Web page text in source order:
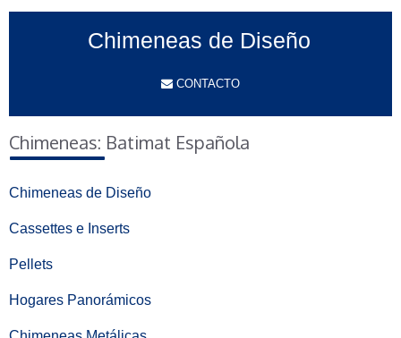
Chimeneas de Diseño
CONTACTO
Chimeneas: Batimat Española
Chimeneas de Diseño
Cassettes e Inserts
Pellets
Hogares Panorámicos